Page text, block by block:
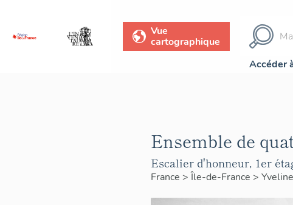
Vue
cartographique
Accéder
Ensemble de
Escalier d'honneur, 1er
France >Île-de-France >